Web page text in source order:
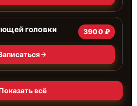
головки 3900 ₽
всё